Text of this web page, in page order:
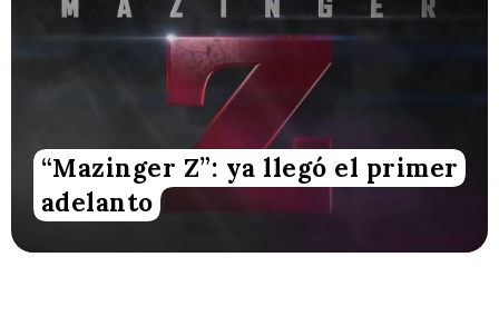
“Mazinger Z”: ya llegó el primer
adelanto